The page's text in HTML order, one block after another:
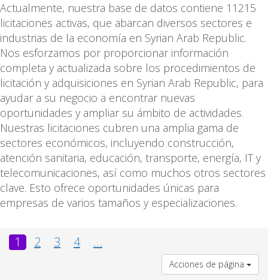
Actualmente, nuestra base de datos contiene 11215
licitaciones activas, que abarcan diversos sectores e
industrias de la economía en Syrian Arab Republic.
Nos esforzamos por proporcionar información
completa y actualizada sobre los procedimientos de
licitación y adquisiciones en Syrian Arab Republic, para
ayudar a su negocio a encontrar nuevas
oportunidades y ampliar su ámbito de actividades.
Nuestras licitaciones cubren una amplia gama de
sectores económicos, incluyendo construcción,
atención sanitaria, educación, transporte, energía, IT y
telecomunicaciones, así como muchos otros sectores
clave. Esto ofrece oportunidades únicas para
empresas de varios tamaños y especializaciones.
1 2 3 4 ...
Acciones de página